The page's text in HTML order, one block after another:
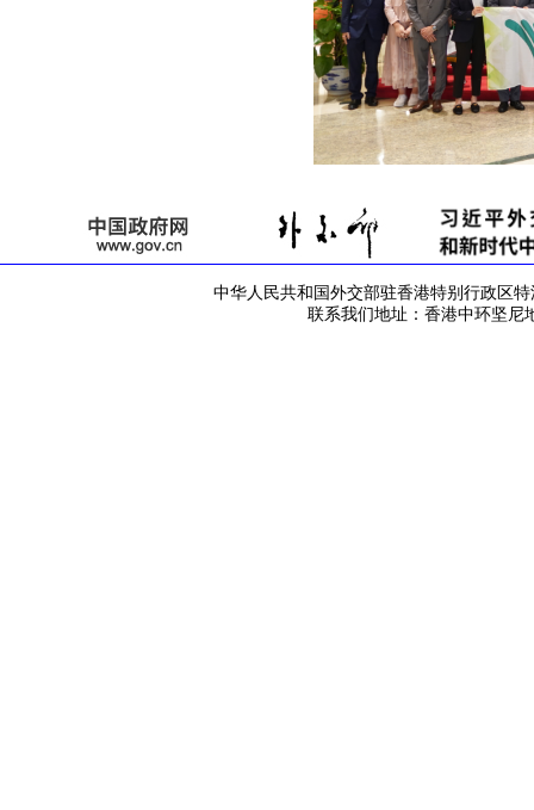
中华人民共和国外交部驻香港特别行政区特
联系我们地址：香港中环坚尼